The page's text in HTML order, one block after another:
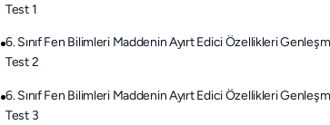
Test 1
6. Sınıf Fen Bilimleri Maddenin Ayırt Edici Özellikleri
Test 2
6. Sınıf Fen Bilimleri Maddenin Ayırt Edici Özellikleri
Test 3